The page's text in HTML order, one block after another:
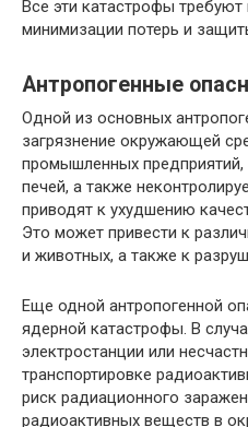
Все эти катастрофы
минимизации потерь и
Антропогенные
Одной из основных
загрязнение окружающей
промышленных
печей, а также
приводят к ухудшению
Это может привести к
и животных, а также к
Еще одной антропогенной
ядерной катастрофы. В
электростанции или
транспортировке
риск радиационного
радиоактивных веществ в